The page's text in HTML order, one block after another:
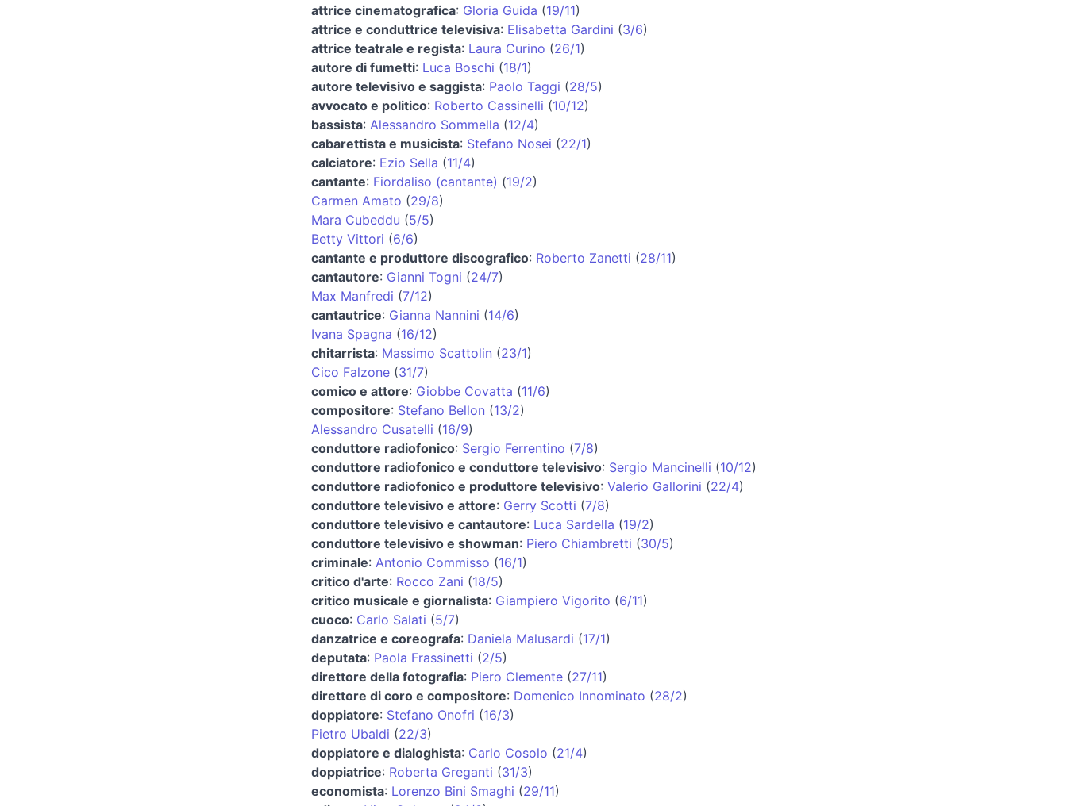
attrice cinematografica: Gloria Guida (19/11)
attrice e conduttrice televisiva: Elisabetta Gardini (3/6)
attrice teatrale e regista: Laura Curino (26/1)
autore di fumetti: Luca Boschi (18/1)
autore televisivo e saggista: Paolo Taggi (28/5)
avvocato e politico: Roberto Cassinelli (10/12)
bassista: Alessandro Sommella (12/4)
cabarettista e musicista: Stefano Nosei (22/1)
calciatore: Ezio Sella (11/4)
cantante: Fiordaliso (cantante) (19/2)
Carmen Amato (29/8)
Mara Cubeddu (5/5)
Betty Vittori (6/6)
cantante e produttore discografico: Roberto Zanetti (28/11)
cantautore: Gianni Togni (24/7)
Max Manfredi (7/12)
cantautrice: Gianna Nannini (14/6)
Ivana Spagna (16/12)
chitarrista: Massimo Scattolin (23/1)
Cico Falzone(31/7)
comico e attore: Giobbe Covatta (11/6)
compositore: Stefano Bellon (13/2)
Alessandro Cusatelli (16/9)
conduttore radiofonico: Sergio Ferrentino (7/8)
conduttore radiofonico e conduttore televisivo: Sergio Mancinelli (10/12)
conduttore radiofonico e produttore televisivo: Valerio Gallorini (22/4)
conduttore televisivo e attore: Gerry Scotti (7/8)
conduttore televisivo e cantautore: Luca Sardella (19/2)
conduttore televisivo e showman: Piero Chiambretti (30/5)
criminale: Antonio Commisso (16/1)
critico d'arte: Rocco Zani (18/5)
critico musicale e giornalista: Giampiero Vigorito (6/11)
cuoco: Carlo Salati (5/7)
danzatrice e coreografa: Daniela Malusardi (17/1)
deputata: Paola Frassinetti (2/5)
direttore della fotografia: Piero Clemente(27/11)
direttore di coro e compositore: Domenico Innominato (28/2)
doppiatore: Stefano Onofri (16/3)
Pietro Ubaldi (22/3)
doppiatore e dialoghista: Carlo Cosolo (21/4)
doppiatrice: Roberta Greganti (31/3)
economista: Lorenzo Bini Smaghi (29/11)